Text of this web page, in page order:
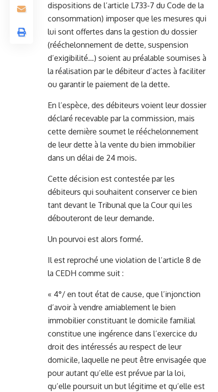
dispositions de l’article L733-7 du Code de la
consommation) imposer que les mesures qui
lui sont offertes dans la gestion du dossier
(rééchelonnement de dette, suspension
d’exigibilité…) soient au préalable soumises à
la réalisation par le débiteur d’actes à faciliter
ou garantir le paiement de la dette.
En l’espèce, des débiteurs voient leur dossier
déclaré recevable par la commission, mais
cette dernière soumet le rééchelonnement
de leur dette à la vente du bien immobilier
dans un délai de 24 mois.
Cette décision est contestée par les
débiteurs qui souhaitent conserver ce bien
tant devant le Tribunal que la Cour qui les
débouteront de leur demande.
Un pourvoi est alors formé.
Il est reproché une violation de l’article 8 de
la CEDH comme suit :
« 4°/ en tout état de cause, que l’injonction
d’avoir à vendre amiablement le bien
immobilier constituant le domicile familial
constitue une ingérence dans l’exercice du
droit des intéressés au respect de leur
domicile, laquelle ne peut être envisagée que
pour autant qu’elle est prévue par la loi,
qu’elle poursuit un but légitime et qu’elle est